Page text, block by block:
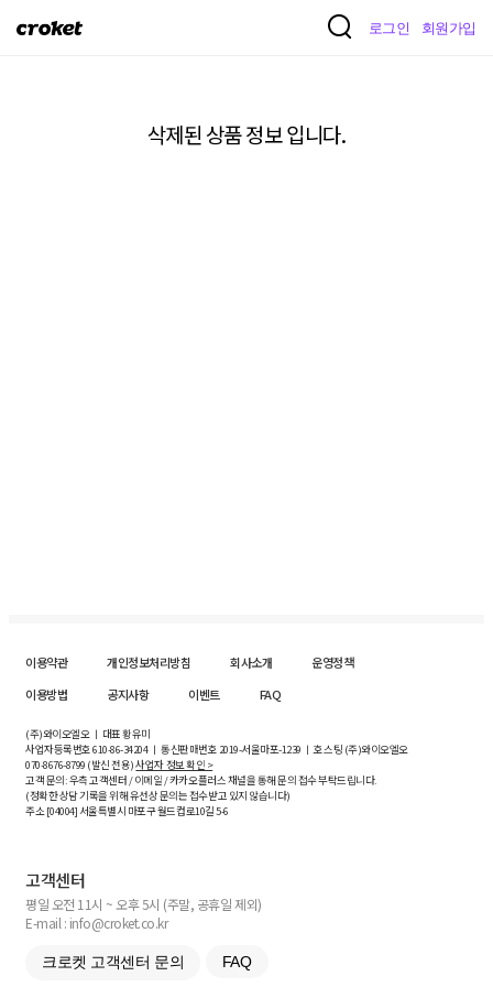
크
로그인 회원가입
삭제된 상품 정보 입니다.
이용약관 개인정보처리방침 회사소개
운영정책
이용방법
공지사항 이벤트 FAQ
(주)와이오엘오 ㅣ 대표 황유미
사업자등록번호610-86-34204ㅣ 통신판매번호 2019-서울마포-1239 ㅣ 호스팅 (주)와이오엘오
070-8676-8799 (발신 전용)사업자 정보 확인 >
고객 문의: 우측 고객센터 / 이메일 / 카카오플러스 채널을 통해 문의 접수 부탁드립니다.
(정확한 상담 기록을 위해 유선상 문의는 접수받고 있지 않습니다)
주소 [04004] 서울특별시 마포구 월드컵로10길5-6
고객센터
평일 오전 11시 ~ 오후 5시 (주말, 공휴일 제외)
E-mail : info@croket.co.kr
크로켓 고객센터 문의 FAQ